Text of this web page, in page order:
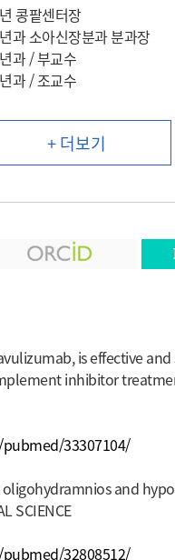
콩팥센터장
과 소아신장분과 분과장
과 / 부교수
과 / 조교수
+ 더보기
is effective
inhibitor
33307104/
and
SCIENCE
32808512/